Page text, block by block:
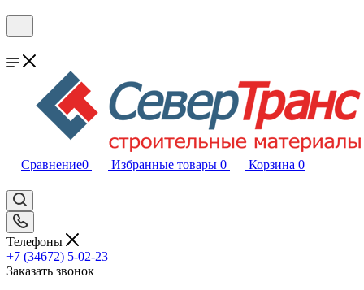
Сравнение0 Избранные товары 0 Корзина 0
Телефоны
+7 (34672) 5-02-23
Заказать звонок